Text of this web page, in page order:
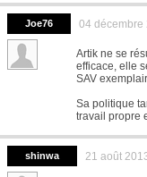
Joe76 04 décembre
Artik ne se
efficace, elle
SAV
Sa politique
travail propre
shinwa 21 août